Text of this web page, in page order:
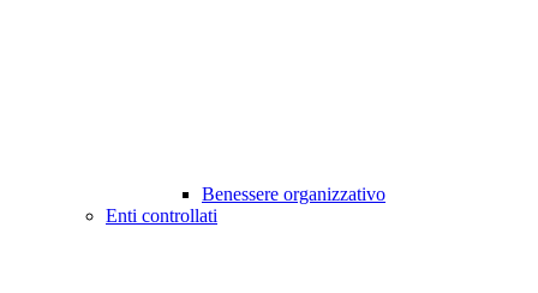
Benessere organizzativo
Enti controllati